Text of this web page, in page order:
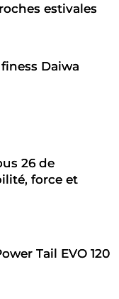
estivales
Daiwa
26 de
force et
Tail EVO 120